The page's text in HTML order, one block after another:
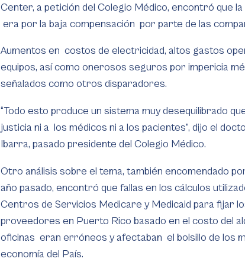
Center, a petición del Colegio Médico, encontró que
era por la baja compensación por parte de las
Aumentos en costos de electricidad, altos gastos
equipos, así como onerosos seguros por impericia
señalados como otros disparadores.
“Todo esto produce un sistema muy desequilibrado
justicia ni a los médicos ni a los pacientes”, dijo el
Ibarra, pasado presidente del Colegio Médico.
Otro análisis sobre el tema, también encomendado
año pasado, encontró que fallas en los cálculos
Centros de Servicios Medicare y Medicaid para fijar
proveedores en Puerto Rico basado en el costo del
oficinas eran erróneos y afectaban el bolsillo de los
economía del País.